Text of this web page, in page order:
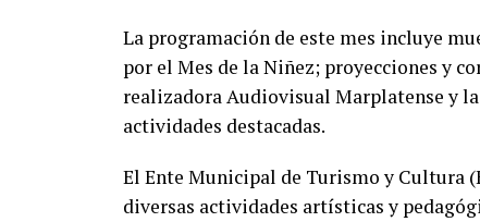
La programación de este mes incluye
por el Mes de la Niñez; proyecciones y
realizadora Audiovisual Marplatense y
actividades destacadas.
El Ente Municipal de Turismo y Cultura
diversas actividades artísticas y